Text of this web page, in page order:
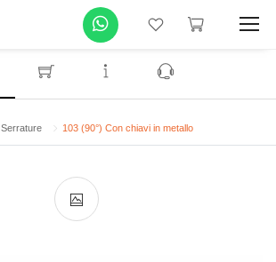
Serrature 103 (90°) Con chiavi in metallo